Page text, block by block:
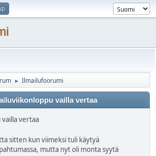
► Ilmailufoorumi
vailla vertaa
vertaa
sitten kun viimeksi tuli käytyä
mutta nyt oli monta syytä